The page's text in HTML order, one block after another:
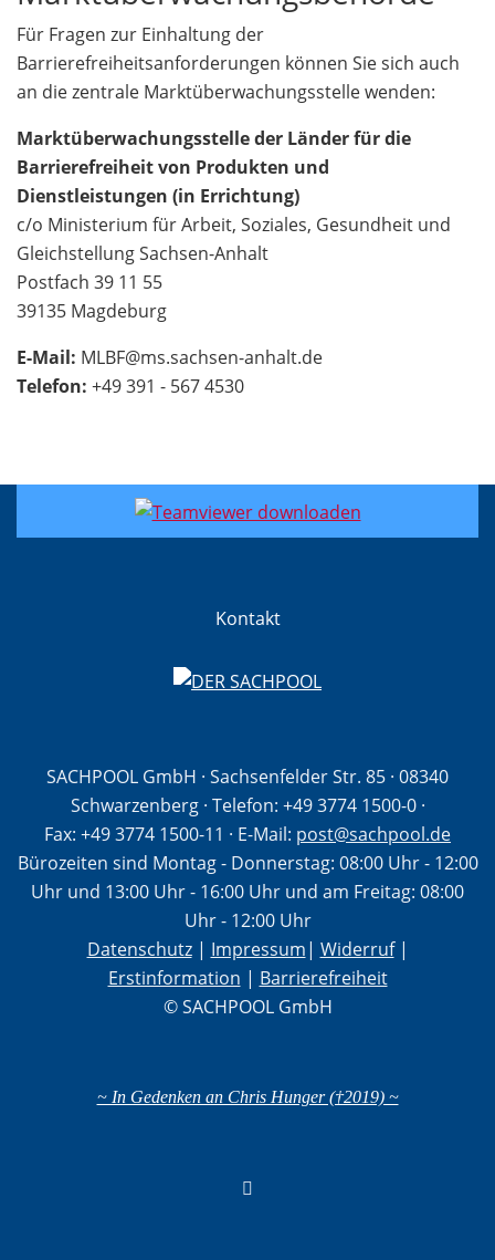
Für Fragen zur Einhaltung der
Barrierefreiheitsanforderungen können Sie sich auch
an die zentrale Marktüberwachungsstelle wenden:
Marktüberwachungsstelle der Länder für die
Barrierefreiheit von Produkten und
Dienstleistungen (in Errichtung)
c/o Ministerium für Arbeit, Soziales, Gesundheit und
Gleichstellung Sachsen-Anhalt
Postfach 39 11 55
39135 Magdeburg
E-Mail: MLBF@ms.sachsen-anhalt.de
Telefon: +49 391 - 567 4530
Kontakt
SACHPOOL GmbH · Sachsenfelder Str. 85 · 08340
Schwarzenberg · Telefon: +49 3774 1500-0·
Fax: +49 3774 1500-11 · E-Mail: post@sachpool.de
Bürozeiten sind Montag - Donnerstag: 08:00 Uhr - 12:00
Uhr und 13:00 Uhr - 16:00 Uhr und am Freitag: 08:00
Uhr - 12:00 Uhr
Datenschutz| Impressum| Widerruf|
Erstinformation | Barrierefreiheit
© SACHPOOL GmbH
~ In Gedenken an Chris Hunger (†2019) ~